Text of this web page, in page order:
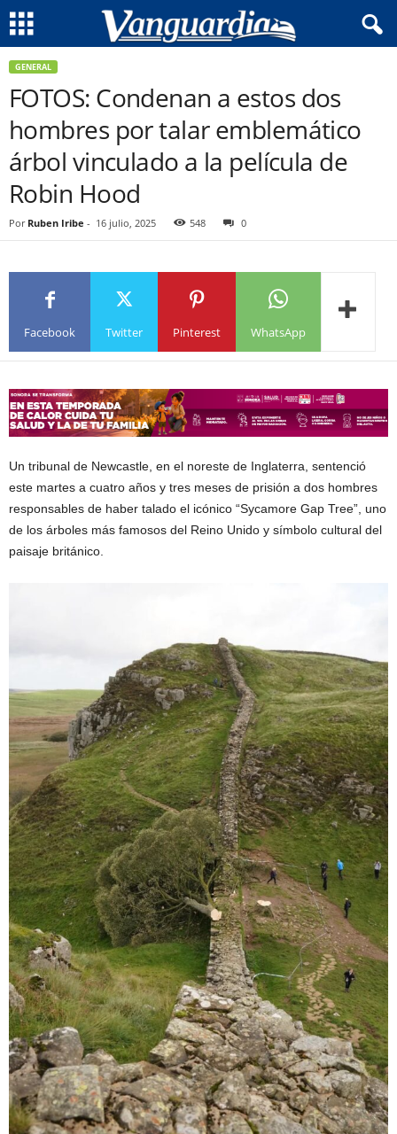
GENERAL
FOTOS: Condenan a estos dos
hombres por talar emblemático
árbol vinculado a la película de
Robin Hood
Por Ruben Iribe - 16 julio, 2025 548 0
Facebook Twitter Pinterest WhatsApp
Un tribunal de Newcastle, en el noreste de Inglaterra, sentenció
este martes a cuatro años y tres meses de prisión a dos hombres
responsables de haber talado el icónico “Sycamore Gap Tree”, uno
de los árboles más famosos del Reino Unido y símbolo cultural del
paisaje británico.